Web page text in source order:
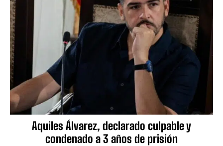
Aquiles Álvarez, declarado culpable y
condenado a 3 años de prisión